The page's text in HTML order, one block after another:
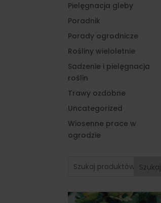
Pielęgnacja gleby
Poradnik
Porady ogrodnicze
Rośliny wieloletnie
Sadzenie i pielęgnacja
roślin
Trawy ozdobne
Uncategorized
Wiosenne prace w
ogrodzie
Szukaj